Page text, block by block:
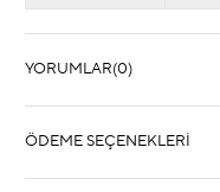
YORUMLAR(0)
ÖDEME SEÇENEKLERI